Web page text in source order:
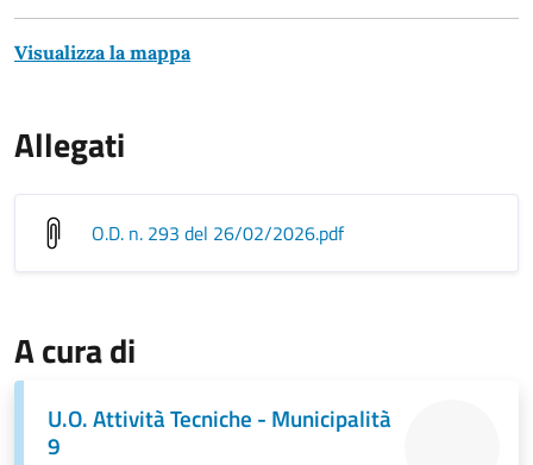
Visualizza la mappa
Allegati
O.D. n. 293 del 26/02/2026.pdf
A cura di
U.O. Attività Tecniche - Municipalità
9